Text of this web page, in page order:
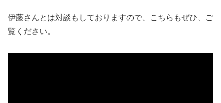
伊藤さんとは対談もしておりますので、こちらもぜひ、ご
覧ください。